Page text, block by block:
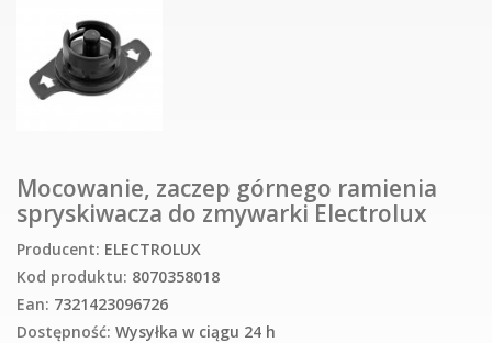
Mocowanie, zaczep górnego ramienia
spryskiwacza do zmywarki Electrolux
Producent: ELECTROLUX
Kod produktu: 8070358018
Ean: 7321423096726
Dostępność: Wysyłka w ciągu 24 h